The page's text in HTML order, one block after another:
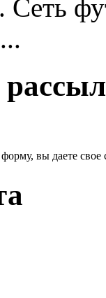
форму, вы даете